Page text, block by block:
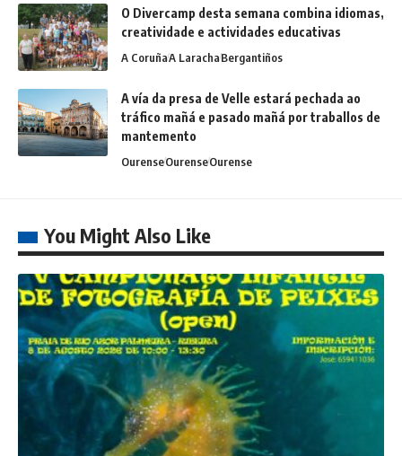
O Divercamp desta semana combina idiomas,
creatividade e actividades educativas
A CoruñaA LarachaBergantiños
A vía da presa de Velle estará pechada ao
tráfico mañá e pasado mañá por traballos de
mantemento
OurenseOurenseOurense
You Might Also Like